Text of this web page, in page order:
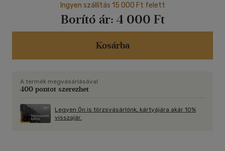
Ingyen szállítás 15 000 Ft felett
Borító ár: 4 000 Ft
Kosárba
A termék megvásárlásával
400 pontot szerezhet
Legyen Ön is törzsvásárlónk, kártyájára akár 10%
visszajár.